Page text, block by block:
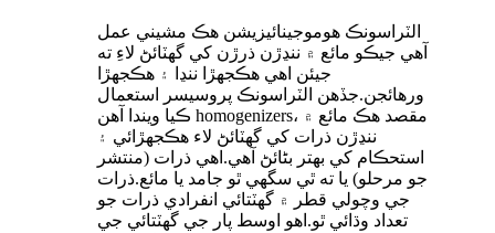
الٽراسونڪ هوموجينائيزيشن هڪ مشيني عمل
آهي جيڪو مائع ۾ ننڍڙن ذرڙن کي گھٽائڻ لاءِ ته
جيئن اهي هڪجهڙا ننڍا ۽ هڪجهڙا
ورهائجن.جڏهن الٽراسونڪ پروسيسر استعمال
ڪيا ويندا آهن homogenizers، مقصد هڪ مائع ۾
ننڍڙن ذرات کي گھٽائڻ لاء هڪجهڙائي ۽
استحڪام کي بهتر بڻائڻ آهي.اهي ذرات (منتشر
جو مرحلو) يا ته ٿي سگهي ٿو جامد يا مائع.ذرات
جي وچولي قطر ۾ گھٽتائي انفرادي ذرات جو
تعداد وڌائي ٿو.اهو اوسط پار جي گهٽتائي جي